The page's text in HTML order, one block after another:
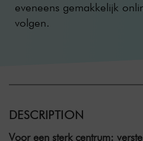
eveneens gemakkelijk
volgen.
DESCRIPTION
Voor een sterk centrum: